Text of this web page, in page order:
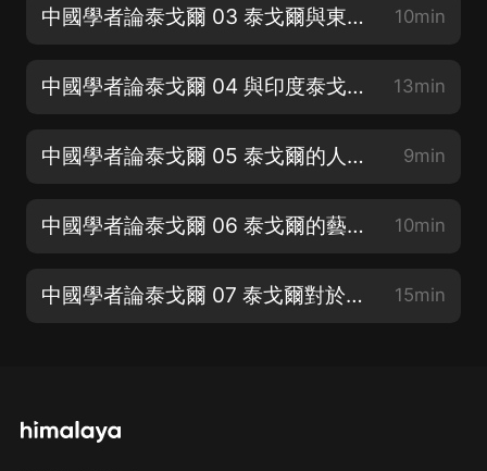
中國學者論泰戈爾 03 泰戈爾與東西文化之批判·胡愈之（歡迎點讚） 10min
中國學者論泰戈爾 04 與印度泰戈爾談話·馮友蘭（歡迎轉發） 13min
中國學者論泰戈爾 05 泰戈爾的人生觀與世界觀·瞿世英 9min
中國學者論泰戈爾 06 泰戈爾的藝術觀·鄭振鐸 10min
中國學者論泰戈爾 07 泰戈爾對於印度和世界的使命·張聞天 15min